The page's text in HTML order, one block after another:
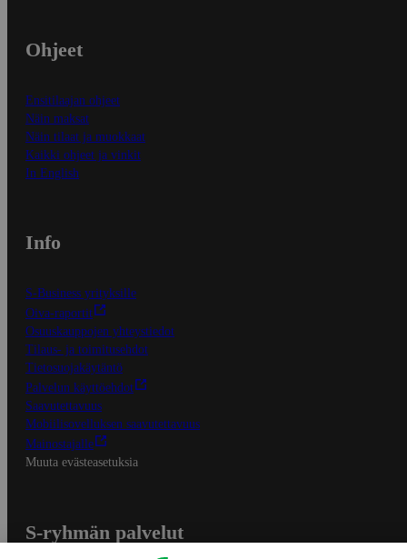
Ohjeet
Ensitilaajan ohjeet
Näin maksat
Näin tilaat ja muokkaat
Kaikki ohjeet ja vinkit
In English
Info
S-Business yrityksille
Oiva-raportit
Osuuskauppojen yhteystiedot
Tilaus- ja toimitusehdot
Tietosuojakäytäntö
Palvelun käyttöehdot
Saavutettavuus
Mobiilisovelluksen saavutettavuus
Mainostajalle
Muuta evästeasetuksia
S-ryhmän palvelut